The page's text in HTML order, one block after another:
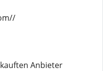
Anbieter